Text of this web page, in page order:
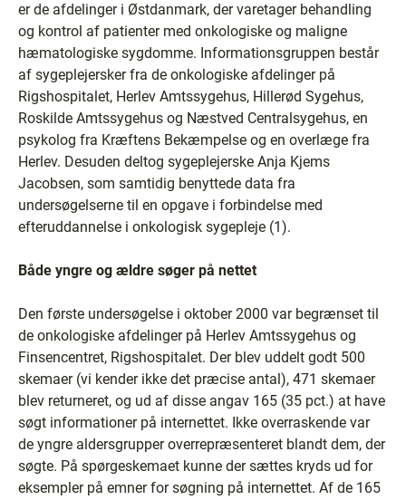
er de afdelinger i Østdanmark, der varetager behandling
og kontrol af patienter med onkologiske og maligne
hæmatologiske sygdomme. Informationsgruppen består
af sygeplejersker fra de onkologiske afdelinger på
Rigshospitalet, Herlev Amtssygehus, Hillerød Sygehus,
Roskilde Amtssygehus og Næstved Centralsygehus, en
psykolog fra Kræftens Bekæmpelse og en overlæge fra
Herlev. Desuden deltog sygeplejerske Anja Kjems
Jacobsen, som samtidig benyttede data fra
undersøgelserne til en opgave i forbindelse med
efteruddannelse i onkologisk sygepleje (1).
Både yngre og ældre søger på nettet
Den første undersøgelse i oktober 2000 var begrænset til
de onkologiske afdelinger på Herlev Amtssygehus og
Finsencentret, Rigshospitalet. Der blev uddelt godt 500
skemaer (vi kender ikke det præcise antal), 471 skemaer
blev returneret, og ud af disse angav 165 (35 pct.) at have
søgt informationer på internettet. Ikke overraskende var
de yngre aldersgrupper overrepræsenteret blandt dem, der
søgte. På spørgeskemaet kunne der sættes kryds ud for
eksempler på emner for søgning på internettet. Af de 165